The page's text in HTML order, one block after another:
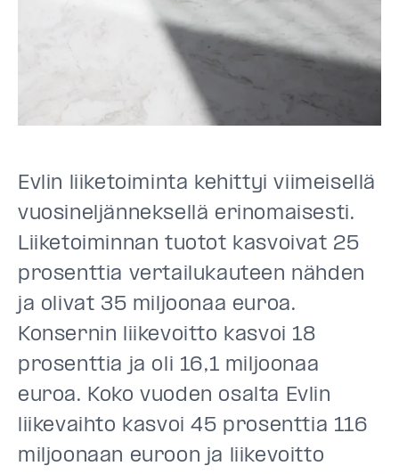
Evlin liiketoiminta kehittyi viimeisellä
vuosineljänneksellä erinomaisesti.
Liiketoiminnan tuotot kasvoivat 25
prosenttia vertailukauteen nähden
ja olivat 35 miljoonaa euroa.
Konsernin liikevoitto kasvoi 18
prosenttia ja oli 16,1 miljoonaa
euroa. Koko vuoden osalta Evlin
liikevaihto kasvoi 45 prosenttia 116
miljoonaan euroon ja liikevoitto